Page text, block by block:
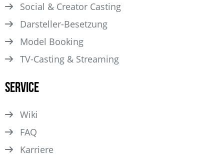
Social & Creator Casting
Darsteller­-Besetzung
Model Booking
TV-Casting & Streaming
Service
Wiki
FAQ
Karriere